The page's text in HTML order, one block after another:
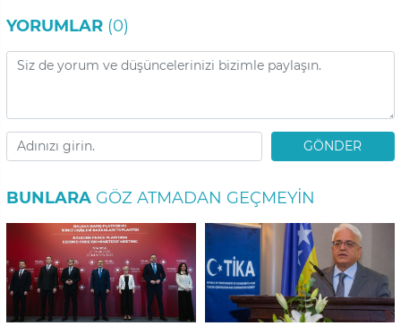
YORUMLAR (0)
GÖNDER
BUNLARA GÖZ ATMADAN GEÇMEYIN